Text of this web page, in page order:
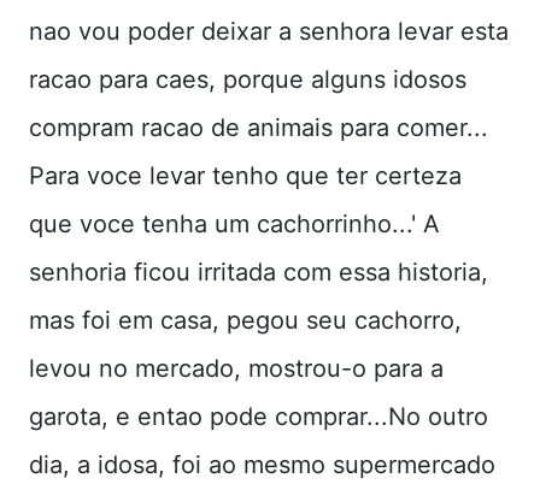
nao vou poder deixar a senhora levar esta
racao para caes, porque alguns idosos
compram racao de animais para comer...
Para voce levar tenho que ter certeza
que voce tenha um cachorrinho...' A
senhoria ficou irritada com essa historia,
mas foi em casa, pegou seu cachorro,
levou no mercado, mostrou-o para a
garota, e entao pode comprar...No outro
dia, a idosa, foi ao mesmo supermercado